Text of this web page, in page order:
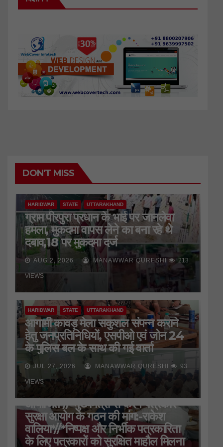
DON'T MISS
HARIDWAR STATE UTTARAKHAND
ग्राम पीरपुरा प्रधान के भाई पर जानलेवा
हमला, मुकदमा वापस लेने का बना रहे थे
दबाव,18 पर मुकदमा दर्ज
AUG 2, 2026 MANAWWAR QURESHI 213
VIEWS
HARIDWAR STATE UTTARAKHAND
आगामी कावड़ मेला सकुशल संपन्न कराने
हेतु जनप्रतिनिधियों, एसपीओ एवं जोन 24
के पुलिस बल के साथ की गई वार्ता
JUL 27, 2026 MANAWWAR QURESHI 93
VIEWS
HARIDWAR STATE UTTARAKHAND
जिला प्रेस क्लब की बैठक
आयोजित*//*मुख्यमंत्री से करेंगे पत्रकार
सुरक्षा आयोग के गठन की मांग:-राकेश
वालिया*//*निष्पक्ष और निर्भीक पत्रकारिता
के लिए पत्रकारों को सुरक्षित माहौल मिलना